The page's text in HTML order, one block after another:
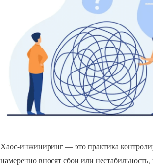
Хаос-инжиниринг — это практика
намеренно вносят сбои или